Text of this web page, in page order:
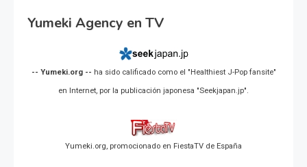
Yumeki Agency en TV
-- Yumeki.org -- ha sido calificado como el "Healthiest J-Pop fansite"
en Internet, por la publicación japonesa "Seekjapan.jp".
Yumeki.org, promocionado en FiestaTV de España